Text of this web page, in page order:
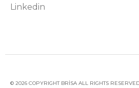
Linkedin
© 2026 COPYRIGHT BRİSA ALL RIGHTS